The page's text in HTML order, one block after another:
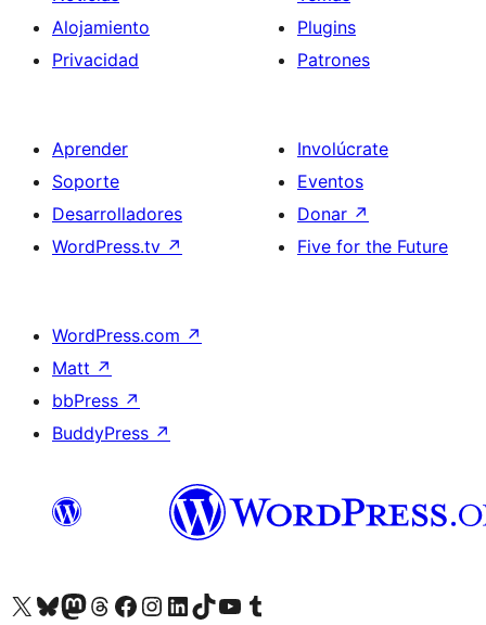
Alojamiento
Privacidad
Plugins
Patrones
Aprender
Soporte
Desarrolladores
WordPress.tv ↗
Involúcrate
Eventos
Donar ↗
Five for the Future
WordPress.com ↗
Matt ↗
bbPress ↗
BuddyPress ↗
Visita nuestra cuenta de X (anteriormente Twitter)
Visit our Bluesky account
Visit our Mastodon account
Visit our Threads account
Visita nuestra página de Facebook
Visita nuestra cuenta de Instagram
Visita nuestra cuenta de LinkedIn
Visit our TikTok account
Visita nuestro canal de YouTube
Visit our Tumblr account